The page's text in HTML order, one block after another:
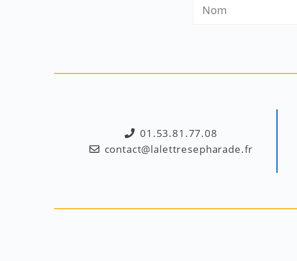
01.53.81.77.08
contact@lalettresepharade.fr